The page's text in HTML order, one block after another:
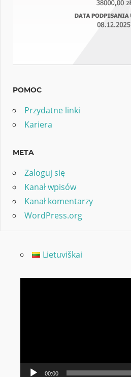
POMOC
Przydatne linki
Kariera
META
Zaloguj się
Kanał wpisów
Kanał komentarzy
WordPress.org
Lietuviškai
00:00